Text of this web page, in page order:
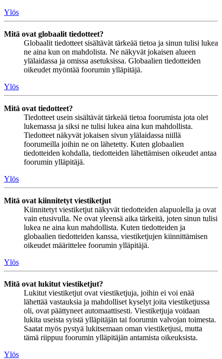
Ylös
Mitä ovat globaalit tiedotteet?
Globaalit tiedotteet sisältävät tärkeää tietoa ja sinun tulisi lukea
ne aina kun on mahdolista. Ne näkyvät jokaisen alueen
ylälaidassa ja omissa asetuksissa. Globaalien tiedotteiden
oikeudet myöntää foorumin ylläpitäjä.
Ylös
Mitä ovat tiedotteet?
Tiedotteet usein sisältävät tärkeää tietoa foorumista jota olet
lukemassa ja siksi ne tulisi lukea aina kun mahdollista.
Tiedotteet näkyvät jokaisen sivun ylälaidassa niillä
foorumeilla joihin ne on lähetetty. Kuten globaalien
tiedotteiden kohdalla, tiedotteiden lähettämisen oikeudet antaa
foorumin ylläpitäjä.
Ylös
Mitä ovat kiinnitetyt viestiketjut
Kiinnitetyt viestiketjut näkyvät tiedotteiden alapuolella ja ovat
vain etusivulla. Ne ovat yleensä aika tärkeitä, joten sinun tulisi
lukea ne aina kun mahdollista. Kuten tiedotteiden ja
globaalien tiedotteiden kanssa, viestiketjujen kiinnittämisen
oikeudet määrittelee foorumin ylläpitäjä.
Ylös
Mitä ovat lukitut viestiketjut?
Lukitut viestiketjut ovat viestiketjuja, joihin ei voi enää
lähettää vastauksia ja mahdolliset kyselyt joita viestiketjussa
oli, ovat päättyneet automaattisesti. Viestiketjuja voidaan
lukita useista syistä ylläpitäjän tai foorumin valvojan toimesta.
Saatat myös pystyä lukitsemaan oman viestiketjusi, mutta
tämä riippuu foorumin ylläpitäjän antamista oikeuksista.
Ylös